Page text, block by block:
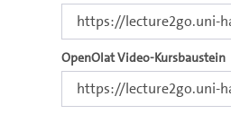
OpenOlat Video-Kursbaustein